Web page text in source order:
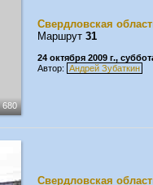
680
Свердловская
Маршрут 31
24 октября 2009 г.,
Автор: Андрей Зубаткин
Свердловская